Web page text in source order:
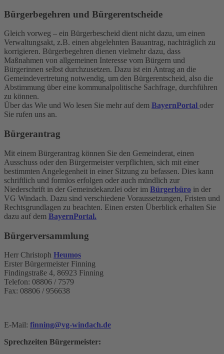
Bürgerbegehren und Bürgerentscheide
Gleich vorweg – ein Bürgerbescheid dient nicht dazu, um einen
Verwaltungsakt, z.B. einen abgelehnten Bauantrag, nachträglich zu
korrigieren. Bürgerbegehren dienen vielmehr dazu, dass
Maßnahmen von allgemeinen Interesse vom Bürgern und
Bürgerinnen selbst durchzusetzen. Dazu ist ein Antrag an die
Gemeindevertretung notwendig, um den Bürgerentscheid, also die
Abstimmung über eine kommunalpolitische Sachfrage, durchführen
zu können.
Über das Wie und Wo lesen Sie mehr auf dem BayernPortal oder
Sie rufen uns an.
Bürgerantrag
Mit einem Bürgerantrag können Sie den Gemeinderat, einen
Ausschuss oder den Bürgermeister verpflichten, sich mit einer
bestimmten Angelegenheit in einer Sitzung zu befassen. Dies kann
schriftlich und formlos erfolgen oder auch mündlich zur
Niederschrift in der Gemeindekanzlei oder im Bürgerbüro in der
VG Windach. Dazu sind verschiedene Voraussetzungen, Fristen und
Rechtsgrundlagen zu beachten. Einen ersten Überblick erhalten Sie
dazu auf dem BayernPortal.
Bürgerversammlung
Herr Christoph Heumos
Erster Bürgermeister Finning
Findingstraße 4, 86923 Finning
Telefon: 08806 / 7579
Fax: 08806 / 956638
E-Mail: finning@vg-windach.de
Sprechzeiten Bürgermeister: